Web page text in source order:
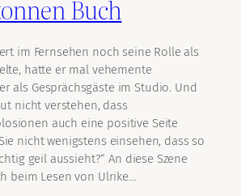
Buch
im Fernsehen noch seine Rolle als
hatte er mal vehemente
als Gesprächsgäste im Studio. Und
nicht verstehen, dass
auch eine positive Seite
nicht wenigstens einsehen, dass so
geil aussieht?“ An diese Szene
beim Lesen von Ulrike…